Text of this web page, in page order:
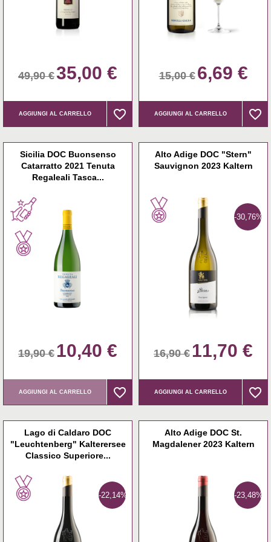
49,90 €35,00 €
AGGIUNGI AL CARRELLO favorite_border
favorite_border
15,00 € 6,69 €
AGGIUNGI AL CARRELLO favorite_border
favorite_border
Sicilia DOC Buonsenso
Catarratto 2021 Tenuta
Regaleali Tasca...
19,90 € 10,40 €
AGGIUNGI AL CARRELLO favorite_border
favorite_border
Alto Adige DOC "Stern"
Sauvignon 2023 Kaltern
-30,76%
16,90 € 11,70 €
AGGIUNGI AL CARRELLO favorite_border
favorite_border
Lago di Caldaro DOC
"Leuchtenberg" Kalterersee
Classico Superiore...
-22,14%
Alto Adige DOC St.
Magdalener 2023 Kaltern
-23,48%